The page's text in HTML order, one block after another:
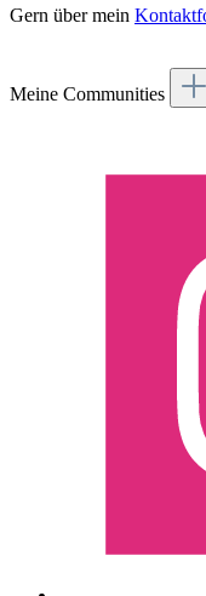
Gern über mein
Meine Communities